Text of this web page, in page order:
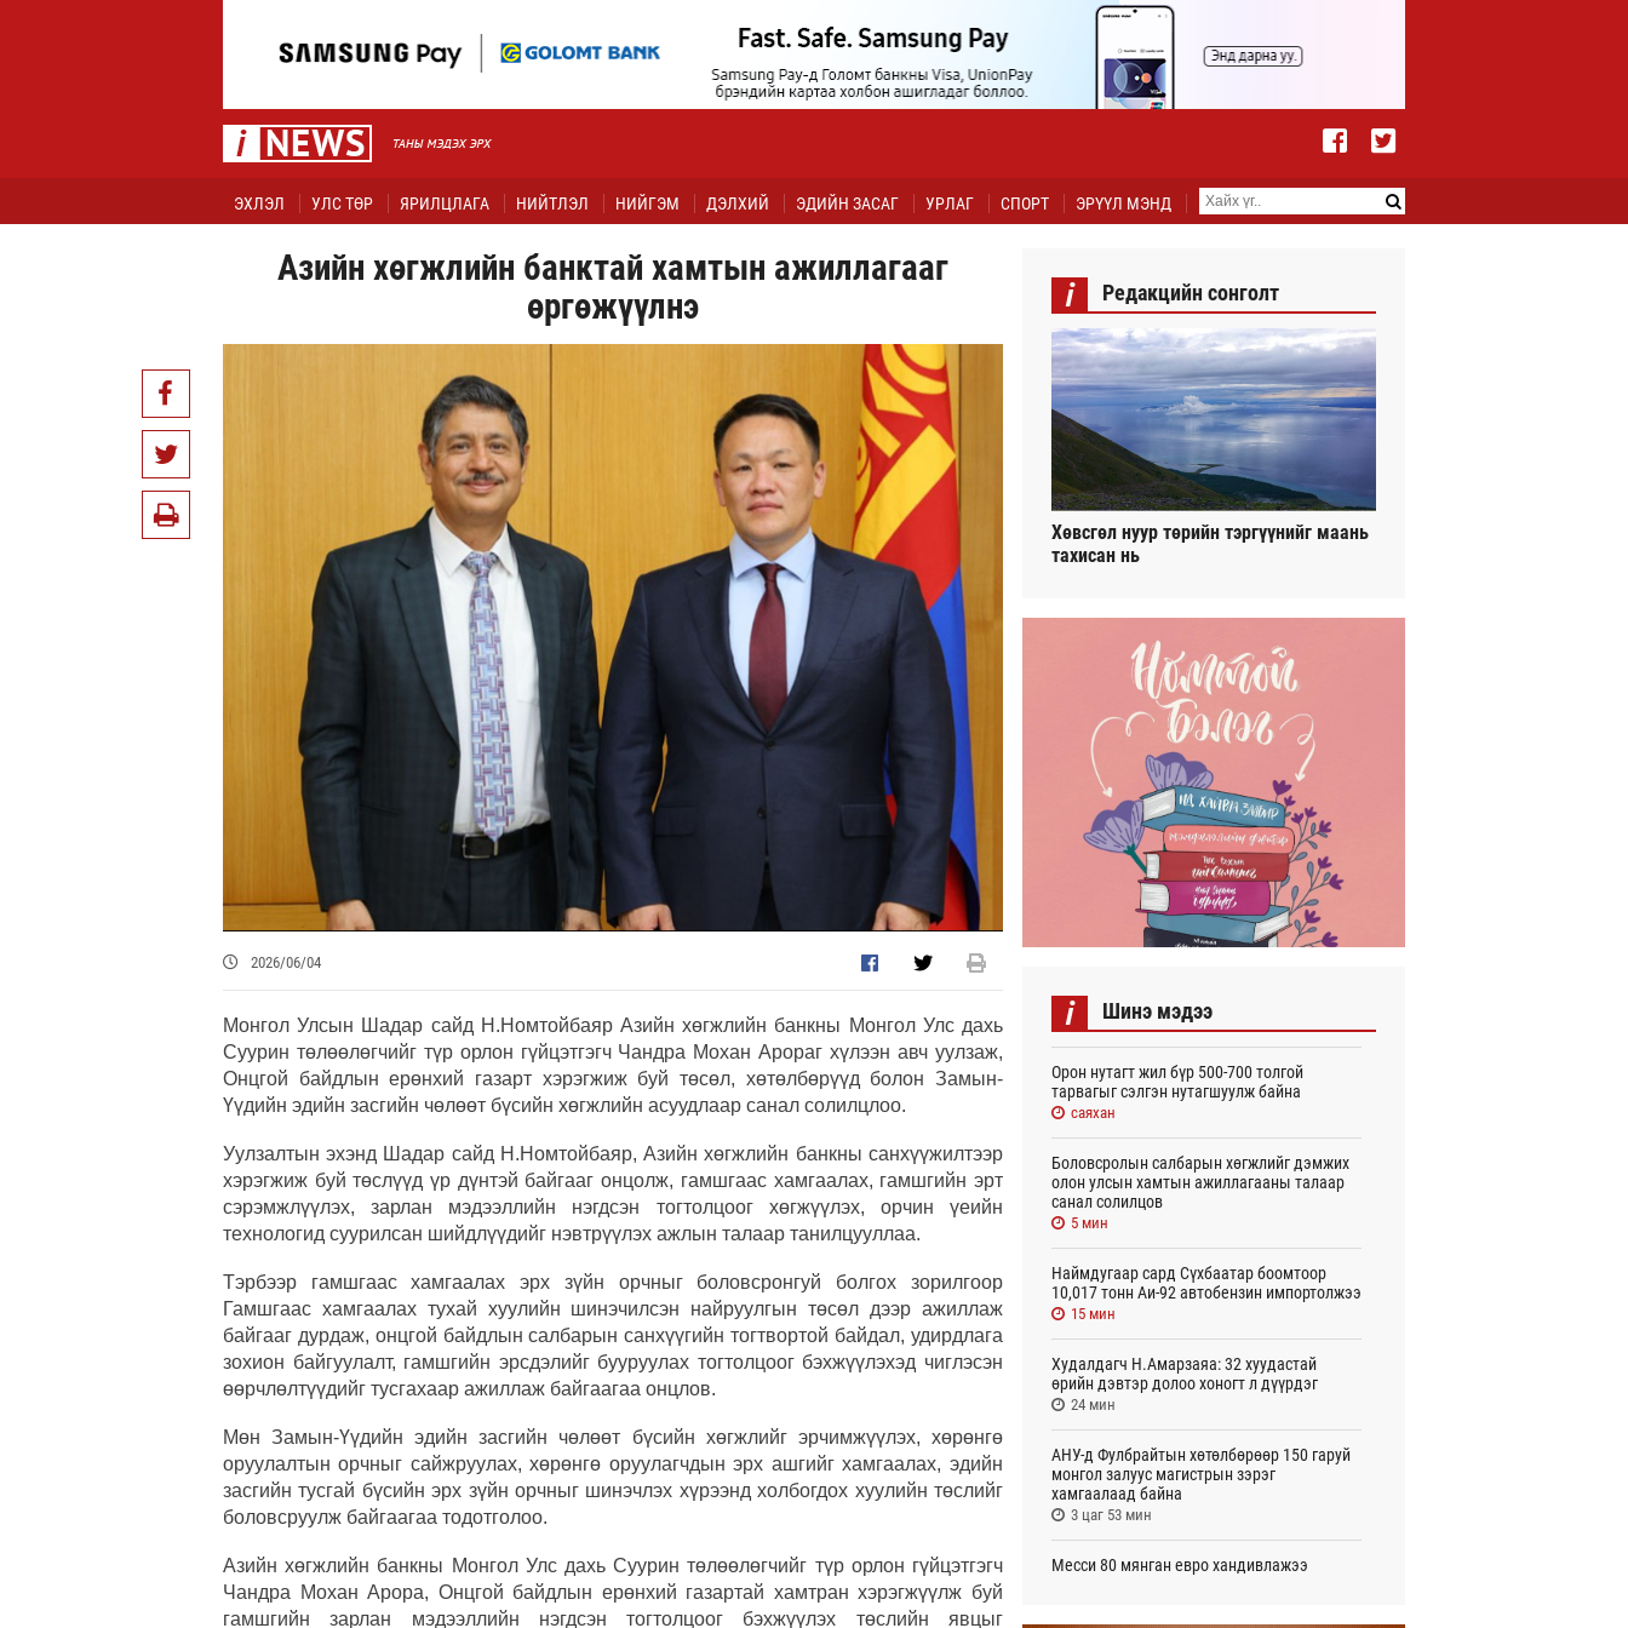
ЭХЛЭЛ УЛС ТӨР ЯРИЛЦЛАГА НИЙТЛЭЛ НИЙГЭМ ДЭЛХИЙ ЭДИЙН ЗАСАГ УРЛАГ СПОРТ ЭРҮҮЛ МЭНД
Азийн хөгжлийн банктай хамтын ажиллагааг
өргөжүүлнэ
2026/06/04
Монгол Улсын Шадар сайд Н.Номтойбаяр Азийн хөгжлийн банкны Монгол Улс дахь
Суурин төлөөлөгчийг түр орлон гүйцэтгэгч Чандра Мохан Арораг хүлээн авч уулзаж,
Онцгой байдлын ерөнхий газарт хэрэгжиж буй төсөл, хөтөлбөрүүд болон Замын-
Үүдийн эдийн засгийн чөлөөт бүсийн хөгжлийн асуудлаар санал солилцлоо.
Уулзалтын эхэнд Шадар сайд Н.Номтойбаяр, Азийн хөгжлийн банкны санхүүжилтээр
хэрэгжиж буй төслүүд үр дүнтэй байгааг онцолж, гамшгаас хамгаалах, гамшгийн эрт
сэрэмжлүүлэх, зарлан мэдээллийн нэгдсэн тогтолцоог хөгжүүлэх, орчин үеийн
технологид суурилсан шийдлүүдийг нэвтрүүлэх ажлын талаар танилцууллаа.
Тэрбээр гамшгаас хамгаалах эрх зүйн орчныг боловсронгуй болгох зорилгоор
Гамшгаас хамгаалах тухай хуулийн шинэчилсэн найруулгын төсөл дээр ажиллаж
байгааг дурдаж, онцгой байдлын салбарын санхүүгийн тогтвортой байдал, удирдлага
зохион байгуулалт, гамшгийн эрсдэлийг бууруулах тогтолцоог бэхжүүлэхэд чиглэсэн
өөрчлөлтүүдийг тусгахаар ажиллаж байгаагаа онцлов.
Мөн Замын-Үүдийн эдийн засгийн чөлөөт бүсийн хөгжлийг эрчимжүүлэх, хөрөнгө
оруулалтын орчныг сайжруулах, хөрөнгө оруулагчдын эрх ашгийг хамгаалах, эдийн
засгийн тусгай бүсийн эрх зүйн орчныг шинэчлэх хүрээнд холбогдох хуулийн төслийг
боловсруулж байгаагаа тодотголоо.
Азийн хөгжлийн банкны Монгол Улс дахь Суурин төлөөлөгчийг түр орлон гүйцэтгэгч
Чандра Мохан Арора, Онцгой байдлын ерөнхий газартай хамтран хэрэгжүүлж буй
гамшгийн зарлан мэдээллийн нэгдсэн тогтолцоог бэхжүүлэх төслийн явцыг
i Редакцийн сонголт
Хөвсгөл нуур төрийн тэргүүнийг маань
тахисан нь
i Шинэ мэдээ
Орон нутагт жил бүр 500-700 толгой
тарвагыг сэлгэн нутагшуулж байна
саяхан
Боловсролын салбарын хөгжлийг дэмжих
олон улсын хамтын ажиллагааны талаар
санал солилцов
5 мин
Наймдугаар сард Сүхбаатар боомтоор
10,017 тонн Аи-92 автобензин импортолжээ
15 мин
Худалдагч Н.Амарзаяа: 32 хуудастай
өрийн дэвтэр долоо хоногт л дүүрдэг
24 мин
АНУ-д Фулбрайтын хөтөлбөрөөр 150 гаруй
монгол залуус магистрын зэрэг
хамгаалаад байна
3 цаг 53 мин
Месси 80 мянган евро хандивлажээ